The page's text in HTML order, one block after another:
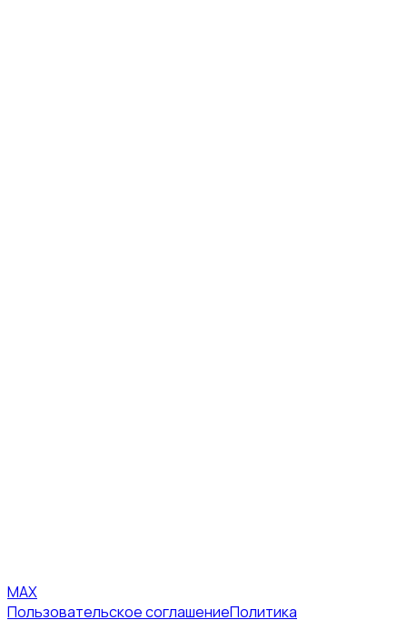
MAX
Пользовательское соглашениеПолитика